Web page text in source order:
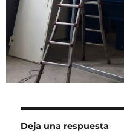
Deja una respuesta